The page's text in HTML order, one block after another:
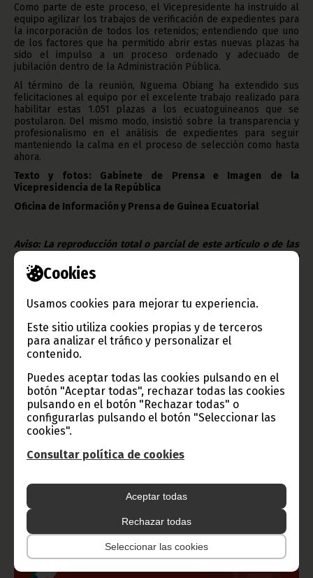
Cookies
Usamos cookies para mejorar tu experiencia.
Este sitio utiliza cookies propias y de terceros
para analizar el tráfico y personalizar el
contenido.
Puedes aceptar todas las cookies pulsando en el
botón "Aceptar todas", rechazar todas las cookies
pulsando en el botón "Rechazar todas" o
configurarlas pulsando el botón "Seleccionar las
cookies".
Consultar política de cookies
Aceptar todas
Rechazar todas
Seleccionar las cookies
Como parte de este proceso, el Vicepresidente ha instruido al
equipo agilizar los trabajos de verificación de expedientes para
la incorporación de todos los retenidos; entendiendo que uno
de los factores que ha permitido abrir estas nuevas plazas ha
sido el impulso a un proceso ordenado y adecuado de
jubilación dentro de la Administración Pública.
Al término de la reunión, Nguema Obiang ha extendido sus
felicitaciones al equipo por el excelente trabajo realizado para
habilitar estas 1.051 plazas a los ecuatoguineanos que se
postularon. Del mismo modo, insistió sobre la transparencia y
profesionalismo en el análisis de expedientes para seguir
manteniendo la calma en el proceso de selección como hasta
ahora.
Texto y fotos: Gabinete de Prensa e Imagen de la
Vicepresidencia de la República
Oficina de Información y Prensa de Guinea Ecuatorial
Aviso: La reproducción total o parcial de este artículo o de las
imágenes que lo acompañen debe hacerse, siempre y en todo
lugar, con la mención de la fuente de origen de la misma
(Oficina de Información y Prensa de Guinea Ecuatorial).
Gobierno e Instituciones
Información de Guinea Ecuatorial